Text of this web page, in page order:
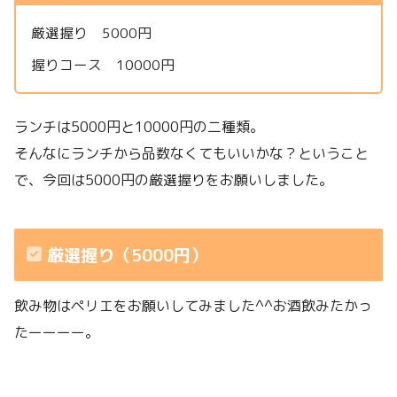
厳選握り 5000円
握りコース 10000円
ランチは5000円と10000円の二種類。
そんなにランチから品数なくてもいいかな？ということ
で、今回は5000円の厳選握りをお願いしました。
厳選握り（5000円）
飲み物はペリエをお願いしてみました^^お酒飲みたかっ
たーーーー。